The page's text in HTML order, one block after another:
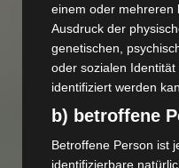
einem oder mehreren
Ausdruck der
genetischen,
oder sozialen Identität
identifiziert werden
b) betroffene
Betroffene Person ist
identifizierbare